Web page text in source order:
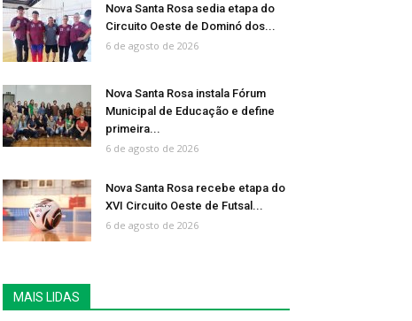
Nova Santa Rosa sedia etapa do
Circuito Oeste de Dominó dos...
6 de agosto de 2026
Nova Santa Rosa instala Fórum
Municipal de Educação e define
primeira...
6 de agosto de 2026
Nova Santa Rosa recebe etapa do
XVI Circuito Oeste de Futsal...
6 de agosto de 2026
MAIS LIDAS